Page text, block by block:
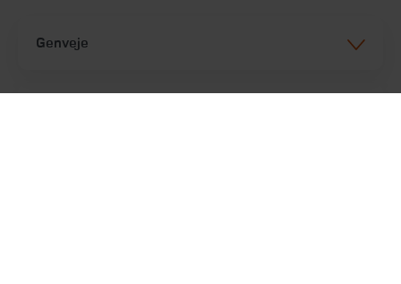
Genveje